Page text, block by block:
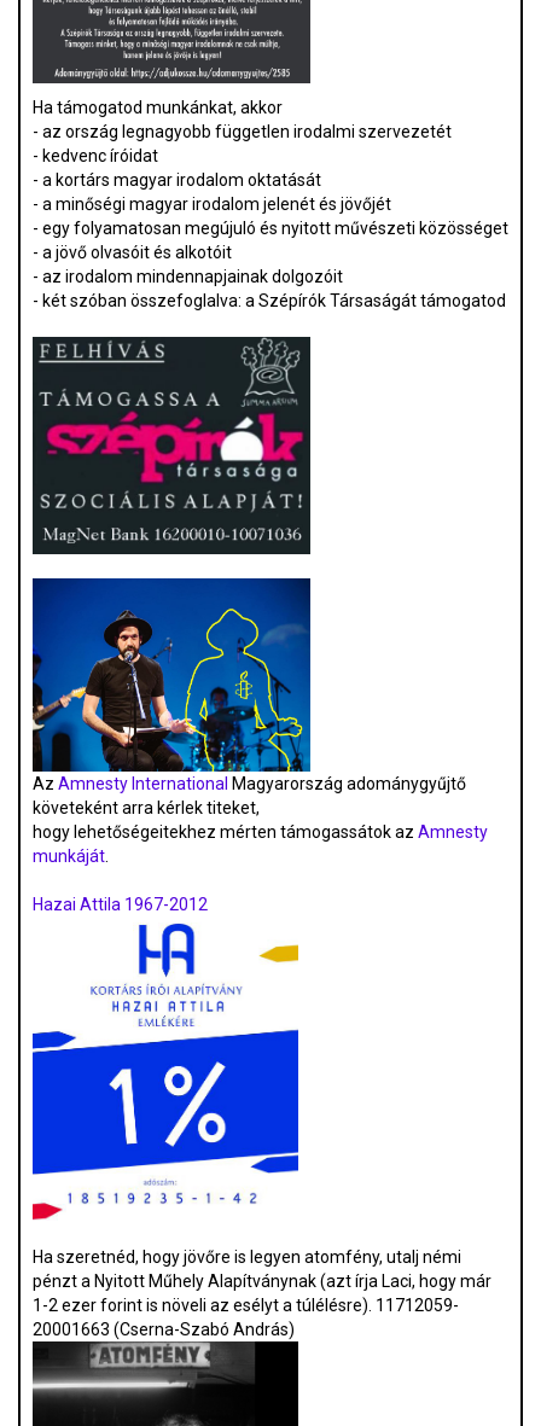
Ha támogatod munkánkat, akkor
- az ország legnagyobb független irodalmi szervezetét
- kedvenc íróidat
- a kortárs magyar irodalom oktatását
- a minőségi magyar irodalom jelenét és jövőjét
- egy folyamatosan megújuló és nyitott művészeti közösséget
- a jövő olvasóit és alkotóit
- az irodalom mindennapjainak dolgozóit
- két szóban összefoglalva: a Szépírók Társaságát támogatod
Az Amnesty International Magyarország adománygyűjtő
követeként arra kérlek titeket,
hogy lehetőségeitekhez mérten támogassátok az Amnesty
munkáját.
Hazai Attila 1967-2012
Ha szeretnéd, hogy jövőre is legyen atomfény, utalj némi
pénzt a Nyitott Műhely Alapítványnak (azt írja Laci, hogy már
1-2 ezer forint is növeli az esélyt a túlélésre). 11712059-
20001663 (Cserna-Szabó András)